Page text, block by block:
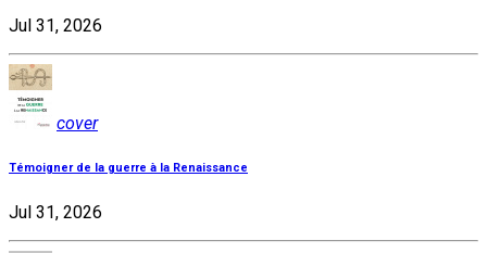
Jul 31, 2026
cover
Témoigner de la guerre à la Renaissance
Jul 31, 2026